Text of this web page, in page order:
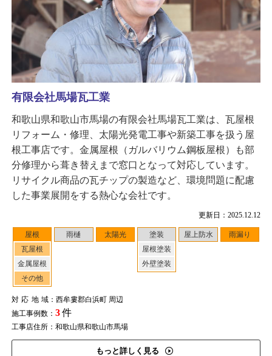
更新日：2025.12.12
屋根
瓦屋根
金属屋根
その他
雨樋 太陽光
塗装
屋根塗装
外壁塗装
屋上防水 雨漏り
対応地域：西牟婁郡白浜町 周辺
施工事例数： 3件
工事店住所：和歌山県和歌山市馬場
もっと詳しく見る
有限会社馬場瓦工業
和歌山県和歌山市馬場の有限会社馬場瓦工業は、瓦屋根
リフォーム・修理、太陽光発電工事や新築工事を扱う屋
根工事店です。金属屋根（ガルバリウム鋼板屋根）も部
分修理から葺き替えまで窓口となって対応しています。
リサイクル商品の瓦チップの製造など、環境問題に配慮
した事業展開をする熱心な会社です。